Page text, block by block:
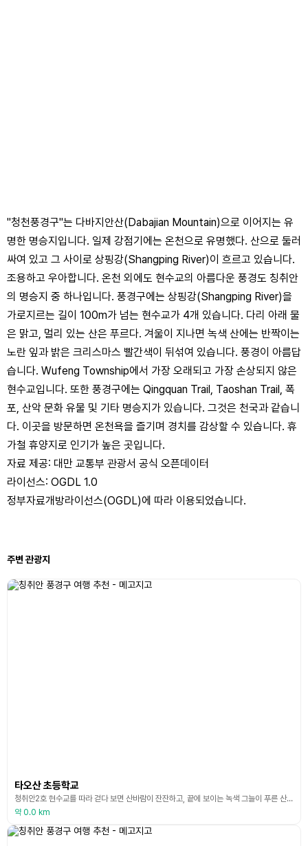
"청천풍경구"는 다바지안산(Dabajian Mountain)으로 이어지는 유
명한 명승지입니다. 일제 강점기에는 온천으로 유명했다. 산으로 둘러
싸여 있고 그 사이로 상핑강(Shangping River)이 흐르고 있습니다.
조용하고 우아합니다. 온천 외에도 현수교의 아름다운 풍경도 칭취안
의 명승지 중 하나입니다. 풍경구에는 상핑강(Shangping River)을
가로지르는 길이 100m가 넘는 현수교가 4개 있습니다. 다리 아래 물
은 맑고, 멀리 있는 산은 푸르다. 겨울이 지나면 녹색 산에는 반짝이는
노란 잎과 밝은 크리스마스 빨간색이 뒤섞여 있습니다. 풍경이 아름답
습니다. Wufeng Township에서 가장 오래되고 가장 손상되지 않은
현수교입니다. 또한 풍경구에는 Qingquan Trail, Taoshan Trail, 폭
포, 산악 문화 유물 및 기타 명승지가 있습니다. 그것은 천국과 같습니
다. 이곳을 방문하면 온천욕을 즐기며 경치를 감상할 수 있습니다. 휴
가철 휴양지로 인기가 높은 곳입니다.
자료 제공: 대만 교통부 관광서 공식 오픈데이터
라이선스: OGDL 1.0
정부자료개방라이선스(OGDL)에 따라 이용되었습니다.
주변 관광지
타오산 초등학교
청취안2호 현수교를 따라 걷다 보면 산바람이 잔잔하고, 끝에 보이는 녹색 그늘이 푸른 산과 숲으로 보호받는 부족 초등학교인 타오산 초등학교입니다. 계단을 올라가면 캠퍼스 내외벽이 타이얄족의 독특한 토템 벽화와 모자이크 패턴으로 덮여 있습니다. 100년 된 너도밤나무는 바람과 비에도 불구하고 여전히 빨간색과 흰색의 캠퍼스 활주로 옆에 서 있고 전통적인 타이얄 대나무 가옥, 헛간 및 방어용 전망대로 둘러싸여 있습니다. 이것이 초기 타이얄족의 생활 방식입니다
약 0.0 km